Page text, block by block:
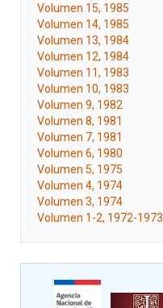
Volumen 15, 1985
Volumen 14, 1985
Volumen 13, 1984
Volumen 12, 1984
Volumen 11, 1983
Volumen 10, 1983
Volumen 9, 1982
Volumen 8, 1981
Volumen 7, 1981
Volumen 6, 1980
Volumen 5, 1975
Volumen 4, 1974
Volumen 3, 1974
Volumen 1-2, 1972-1973